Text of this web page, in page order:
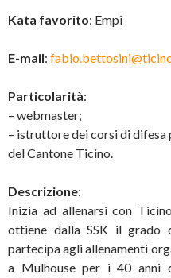
Kata favorito: Empi
E-mail:
Particolarità:
– webmaster;
– istruttore dei corsi di difesa
del Cantone Ticino.
Descrizione:
Inizia ad allenarsi con
ottiene dalla SSK il grado
partecipa agli allenamenti
a Mulhouse per i 40 anni